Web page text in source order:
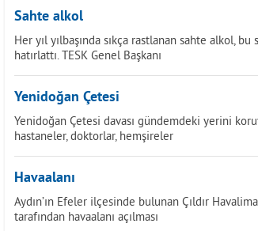
Sahte alkol
Her yıl yılbaşında sıkça rastlanan sahte alkol,
hatırlattı. TESK Genel Başkanı
Yenidoğan Çetesi
Yenidoğan Çetesi davası gündemdeki yerini
hastaneler, doktorlar, hemşireler
Havaalanı
Aydın’ın Efeler ilçesinde bulunan Çıldır
tarafından havaalanı açılması